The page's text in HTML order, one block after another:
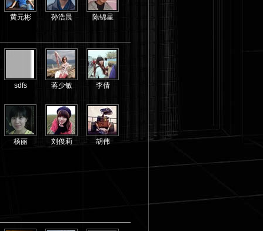
黄元彬 孙浩晨 陈锦星
sdfs 蒋少敏 李倩
杨丽 刘俊莉 胡伟